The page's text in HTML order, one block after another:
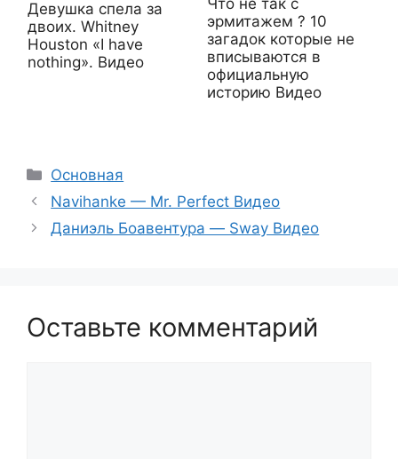
Девушка спела за
двоих. Whitney
Houston «I have
nothing». Видео
Что не так с
эрмитажем ? 10
загадок которые не
вписываются в
официальную
историю Видео
Рубрики
Основная
Navihanke — Mr. Perfect Видео
Даниэль Боавентура — Sway Видео
Оставьте комментарий